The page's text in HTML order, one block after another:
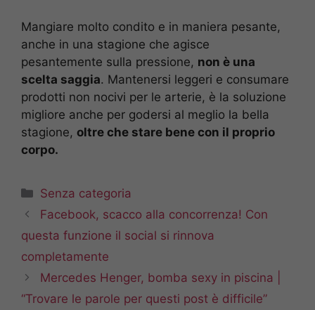
Mangiare molto condito e in maniera pesante,
anche in una stagione che agisce
pesantemente sulla pressione, non è una
scelta saggia. Mantenersi leggeri e consumare
prodotti non nocivi per le arterie, è la soluzione
migliore anche per godersi al meglio la bella
stagione, oltre che stare bene con il proprio
corpo.
Categorie
Senza categoria
Facebook, scacco alla concorrenza! Con
questa funzione il social si rinnova
completamente
Mercedes Henger, bomba sexy in piscina |
“Trovare le parole per questi post è difficile”